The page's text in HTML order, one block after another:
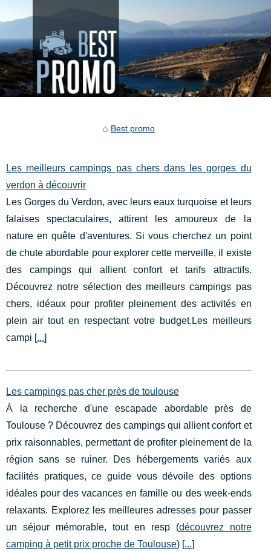
Best promo
Les meilleurs campings pas chers dans les gorges du
verdon à découvrir
Les Gorges du Verdon, avec leurs eaux turquoise et leurs
falaises spectaculaires, attirent les amoureux de la
nature en quête d'aventures. Si vous cherchez un point
de chute abordable pour explorer cette merveille, il existe
des campings qui allient confort et tarifs attractifs.
Découvrez notre sélection des meilleurs campings pas
chers, idéaux pour profiter pleinement des activités en
plein air tout en respectant votre budget.Les meilleurs
campi [...]
Les campings pas cher près de toulouse
À la recherche d'une escapade abordable près de
Toulouse ? Découvrez des campings qui allient confort et
prix raisonnables, permettant de profiter pleinement de la
région sans se ruiner. Des hébergements variés aux
facilités pratiques, ce guide vous dévoile des options
idéales pour des vacances en famille ou des week-ends
relaxants. Explorez les meilleures adresses pour passer
un séjour mémorable, tout en resp (découvrez notre
camping à petit prix proche de Toulouse) [...]